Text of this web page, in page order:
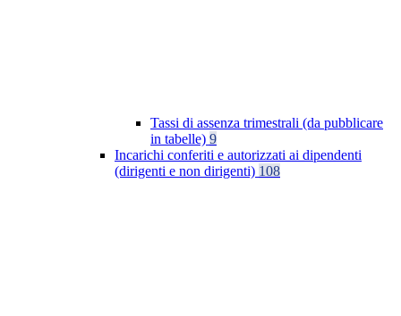
Tassi di assenza trimestrali (da pubblicare
in tabelle) 9
Incarichi conferiti e autorizzati ai dipendenti
(dirigenti e non dirigenti) 108